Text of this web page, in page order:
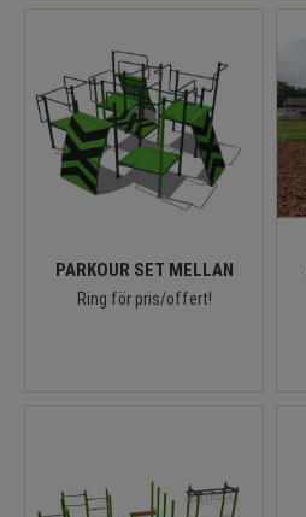
PARKOUR SET MELLAN
Ring för pris/offert!